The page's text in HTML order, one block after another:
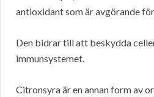
antioxidant som är avgörande
Den bidrar till att beskydda
immunsystemet.
Citronsyra är en annan form av